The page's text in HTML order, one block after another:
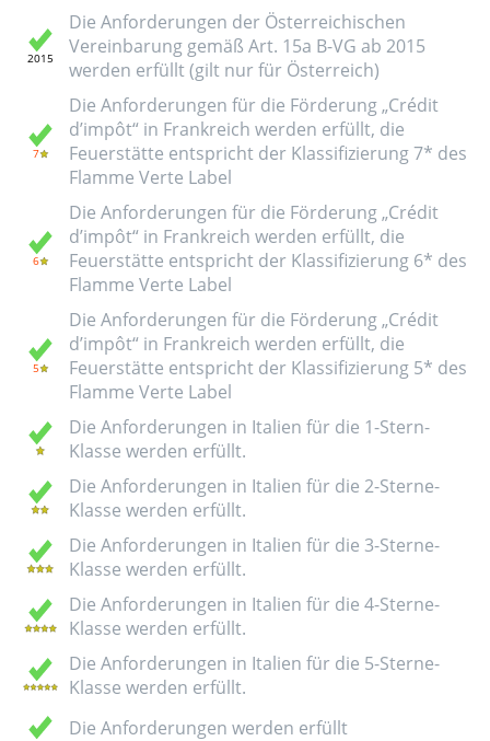
Die Anforderungen der Österreichischen
Vereinbarung gemäß Art. 15a B-VG ab 2015
werden erfüllt (gilt nur für Österreich)
Die Anforderungen für die Förderung „Crédit
d’impôt“ in Frankreich werden erfüllt, die
Feuerstätte entspricht der Klassifizierung 7* des
Flamme Verte Label
Die Anforderungen für die Förderung „Crédit
d’impôt“ in Frankreich werden erfüllt, die
Feuerstätte entspricht der Klassifizierung 6* des
Flamme Verte Label
Die Anforderungen für die Förderung „Crédit
d’impôt“ in Frankreich werden erfüllt, die
Feuerstätte entspricht der Klassifizierung 5* des
Flamme Verte Label
Die Anforderungen in Italien für die 1-Stern-
Klasse werden erfüllt.
Die Anforderungen in Italien für die 2-Sterne-
Klasse werden erfüllt.
Die Anforderungen in Italien für die 3-Sterne-
Klasse werden erfüllt.
Die Anforderungen in Italien für die 4-Sterne-
Klasse werden erfüllt.
Die Anforderungen in Italien für die 5-Sterne-
Klasse werden erfüllt.
Die Anforderungen werden erfüllt